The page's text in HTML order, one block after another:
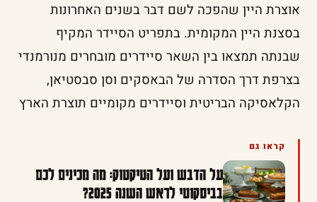
אוצרת היין שהפכה לשם דבר בשנים האחרונות
בסצנת היין המקומית. בתפריט הסיידר המקיף
שבנתה תמצאו בין השאר סיידרים מובחרים מנורמנדי
בצרפת דרך הסדרה של הבאסקים וסן סבסטיאן,
הקלאסיקה הבריטית וסיידרים מקומיים תוצרת הארץ
קראו גם
על הדבש ועל הטיקטוק: מה מכינים לכם
בביסקוטי לראש השנה 2025?